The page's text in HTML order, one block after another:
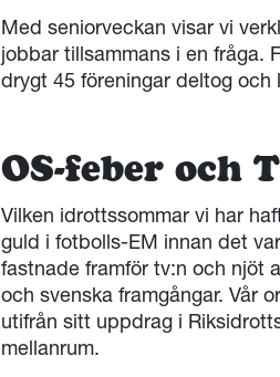
Med seniorveckan visar vi
jobbar tillsammans i en fråga.
drygt 45 föreningar deltog
OS-feber och
Vilken idrottssommar vi har
guld i fotbolls-EM innan det
fastnade framför tv:n och njöt
och svenska framgångar. Vår
utifrån sitt uppdrag i
mellanrum.